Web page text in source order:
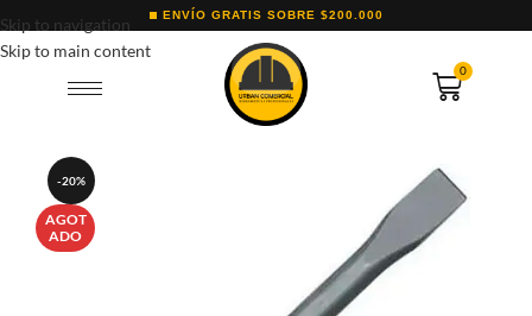
Skip to navigation
Skip to main content
ENVÍO GRATIS SOBRE $200.000
0
-20%
AGOT
ADO